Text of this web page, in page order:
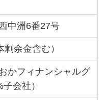
中洲6番27号
余金含む）
かフィナンシャルグ
会社）